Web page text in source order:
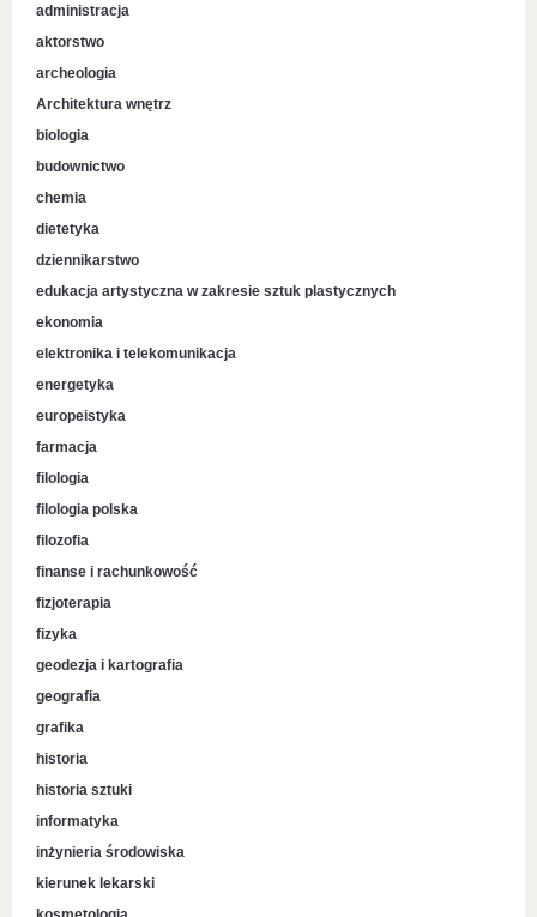
administracja
aktorstwo
archeologia
Architektura wnętrz
biologia
budownictwo
chemia
dietetyka
dziennikarstwo
edukacja artystyczna w zakresie sztuk plastycznych
ekonomia
elektronika i telekomunikacja
energetyka
europeistyka
farmacja
filologia
filologia polska
filozofia
finanse i rachunkowość
fizjoterapia
fizyka
geodezja i kartografia
geografia
grafika
historia
historia sztuki
informatyka
inżynieria środowiska
kierunek lekarski